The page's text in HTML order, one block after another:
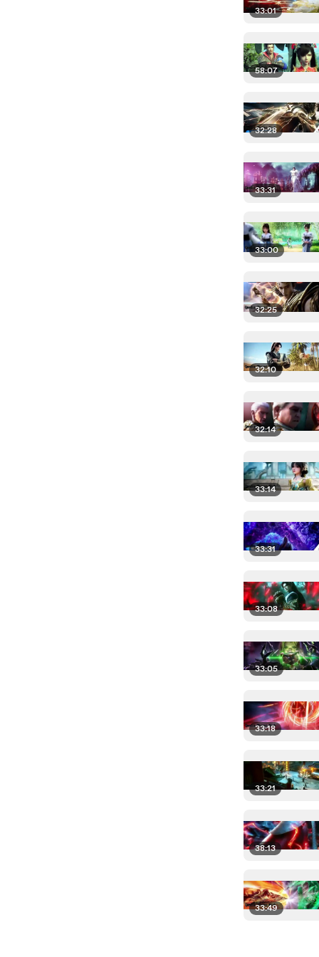
33:01
58:07
32:28
33:31
33:00
32:25
32:10
32:14
33:14
33:31
33:08
33:05
33:18
33:21
38:13
33:49